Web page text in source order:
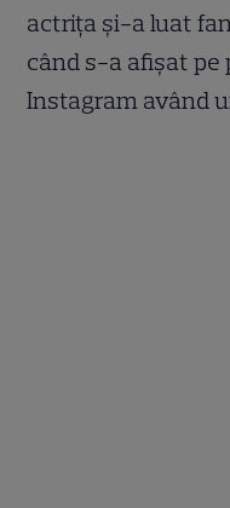
actrița și-a luat
când s-a afișat pe
Instagram având